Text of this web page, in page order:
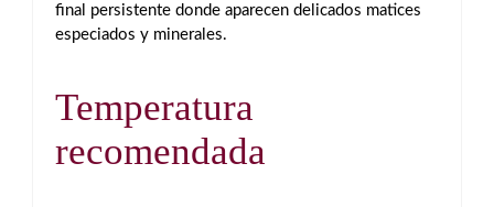
final persistente donde aparecen delicados matices
especiados y minerales.
Temperatura
recomendada